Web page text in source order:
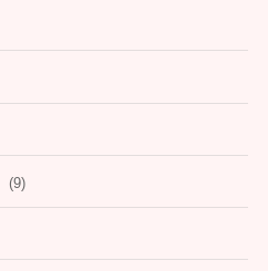
(9)